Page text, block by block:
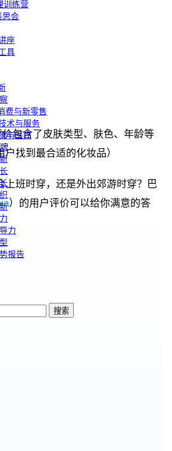
训练营
思会
座
具
费与新零售
术与服务
与医疗
力
报告
价包含了皮肤类型、肤色、年龄等
找到最合适的化妆品）
上班时穿，还是外出郊游时穿？巴
）的用户评价可以给你满意的答